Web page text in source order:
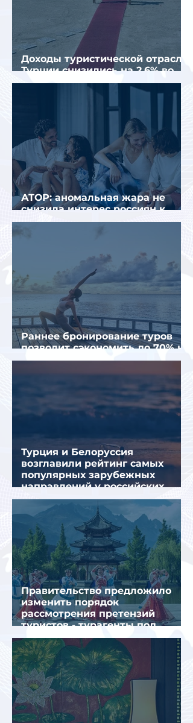
Доходы туристической отрасли
Турции снизились на 2,6% во
втором квартале 2026 года
АТОР: аномальная жара не
снизила интерес россиян к
летнему отдыху в Европе
Раннее бронирование туров
позволит сэкономить до 70% на
летнем отдыхе — АТОР
Турция и Белоруссия
возглавили рейтинг самых
популярных зарубежных
направлений у российских
туристов летом
Правительство предложило
изменить порядок
рассмотрения претензий
туристов - турагенты под
ударом!